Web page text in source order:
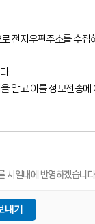
전자우편주소를 수
.
알고 이를 정보전송에
시일내에 반영하겠습니
내기